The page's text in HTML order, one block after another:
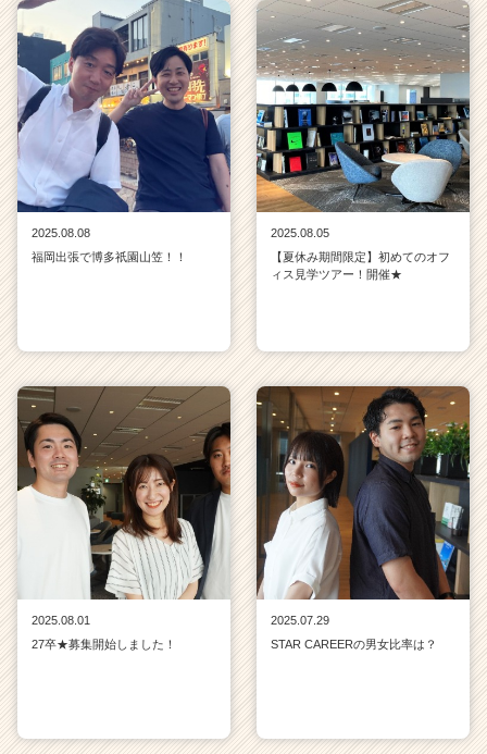
2025.08.08
福岡出張で博多祇園山笠！！
2025.08.05
【夏休み期間限定】初めてのオフ
ィス見学ツアー！開催★
2025.08.01
27卒★募集開始しました！
2025.07.29
STAR CAREERの男女比率は？